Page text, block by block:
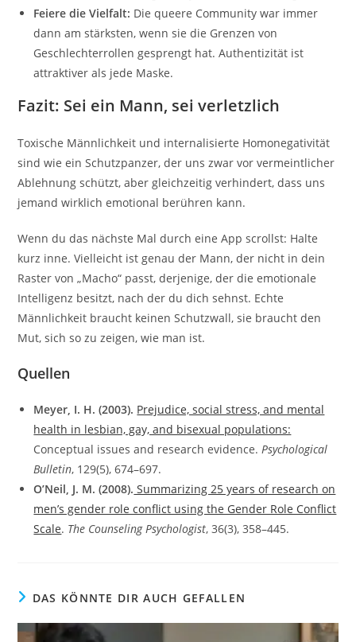
Feiere die Vielfalt: Die queere Community war immer
dann am stärksten, wenn sie die Grenzen von
Geschlechterrollen gesprengt hat. Authentizität ist
attraktiver als jede Maske.
Fazit: Sei ein Mann, sei verletzlich
Toxische Männlichkeit und internalisierte Homonegativität
sind wie ein Schutzpanzer, der uns zwar vor vermeintlicher
Ablehnung schützt, aber gleichzeitig verhindert, dass uns
jemand wirklich emotional berühren kann.
Wenn du das nächste Mal durch eine App scrollst: Halte
kurz inne. Vielleicht ist genau der Mann, der nicht in dein
Raster von „Macho“ passt, derjenige, der die emotionale
Intelligenz besitzt, nach der du dich sehnst. Echte
Männlichkeit braucht keinen Schutzwall, sie braucht den
Mut, sich so zu zeigen, wie man ist.
Quellen
Meyer, I. H. (2003). Prejudice, social stress, and mental
health in lesbian, gay, and bisexual populations:
Conceptual issues and research evidence.Psychological
Bulletin, 129(5), 674–697.
O’Neil, J. M. (2008). Summarizing 25 years of research on
men’s gender role conflict using the Gender Role Conflict
Scale. The Counseling Psychologist, 36(3), 358–445.
DAS KÖNNTE DIR AUCH GEFALLEN